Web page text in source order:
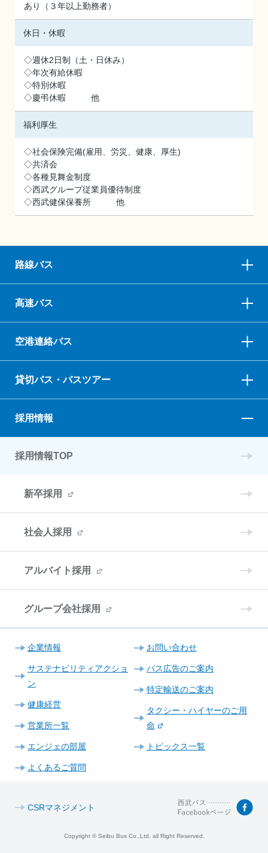
あり（３年以上勤務者）
休日・休暇
◇週休2日制（土・日休み）
◇年次有給休暇
◇特別休暇
◇慶弔休暇 他
福利厚生
◇社会保険完備(雇用、労災、健康、厚生)
◇共済会
◇各種見舞金制度
◇西武グループ従業員優待制度
◇西武健保保養所 他
路線バス
高速バス
空港連絡バス
貸切バス・バスツアー
採用情報
採用情報TOP
新卒採用
社会人採用
アルバイト採用
グループ会社採用
企業情報
サステナビリティアクショ
ン
健康経営
営業所一覧
エンジェの部屋
よくあるご質問
お問い合わせ
バス広告のご案内
特定輸送のご案内
タクシー・ハイヤーのご用
命
トピックス一覧
CSRマネジメント
Copyright © Seibu Bus Co.,Ltd. all Right Reserved.